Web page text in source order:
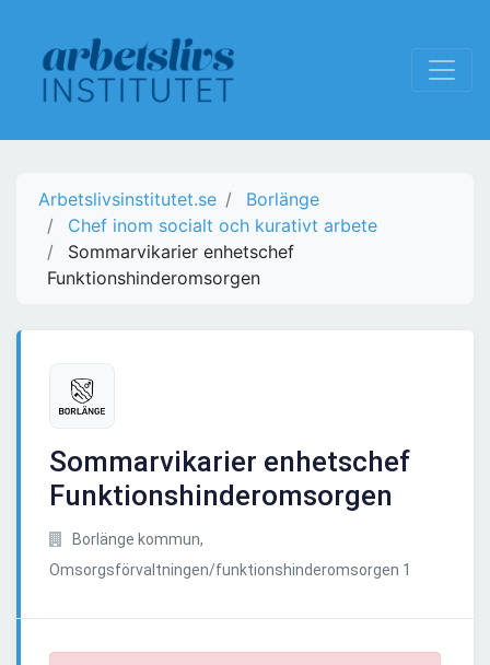
Arbetslivsinstitutet.se
Borlänge
Chef inom socialt och kurativt arbete
Sommarvikarier enhetschef
Funktionshinderomsorgen
Sommarvikarier enhetschef
Funktionshinderomsorgen
Borlänge kommun,
Omsorgsförvaltningen/funktionshinderomsorgen 1